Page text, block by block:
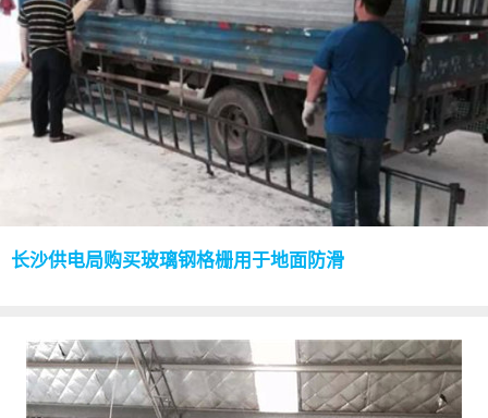
长沙供电局购买玻璃钢格栅用于地面防滑